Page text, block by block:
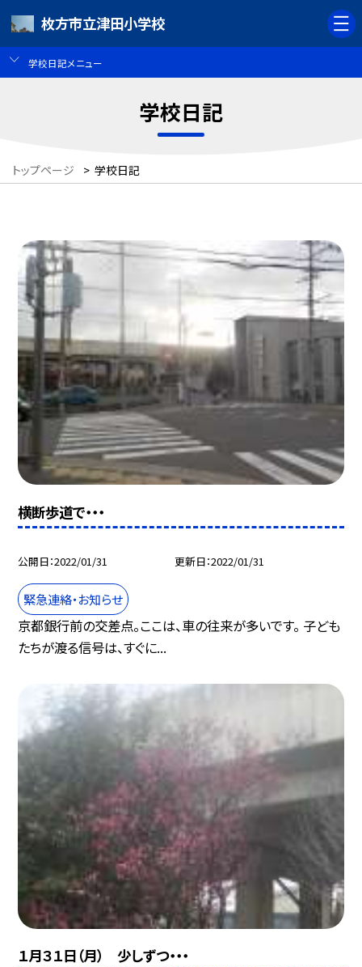
枚方市立津田小学校
学校日記メニュー
学校日記
トップページ > 学校日記
横断歩道で・・・
公開日 2022/01/31 更新日 2022/01/31
緊急連絡・お知らせ
京都銀行前の交差点。ここは、車の往来が多いです。 子ども
たちが渡る信号は、すぐに...
１月３１日（月） 少しずつ・・・